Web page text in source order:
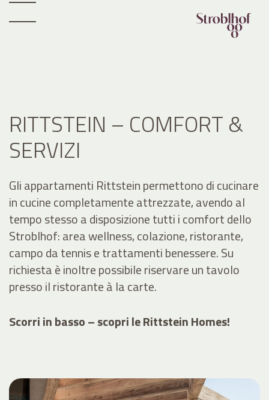
RITTSTEIN – COMFORT &
SERVIZI
Gli appartamenti Rittstein permettono di cucinare
in cucine completamente attrezzate, avendo al
tempo stesso a disposizione tutti i comfort dello
Stroblhof: area wellness, colazione, ristorante,
campo da tennis e trattamenti benessere. Su
richiesta è inoltre possibile riservare un tavolo
presso il ristorante à la carte.
Scorri in basso – scopri le Rittstein Homes!